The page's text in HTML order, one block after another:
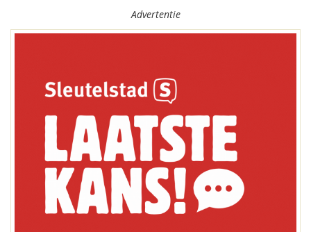
Advertentie